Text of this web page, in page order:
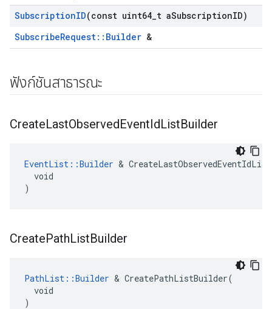
SubscriptionID(const uint64 t aSubscriptionID)
SubscribeRequest::Builder &
ฟังก์ชันสาธารณะ
CreateLastObservedEventIdListBuilder
EventList::Builder &
  void
)
CreatePathListBuilder
PathList::Builder & CreatePathListBuilder(
  void
)